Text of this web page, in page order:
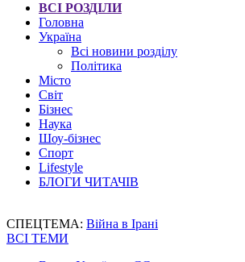
ВСІ РОЗДІЛИ
Головна
Україна
Всі новини розділу
Політика
Місто
Світ
Бізнес
Наука
Шоу-бізнес
Спорт
Lifestyle
БЛОГИ ЧИТАЧІВ
СПЕЦТЕМА: Війна в Ірані
ВСІ ТЕМИ